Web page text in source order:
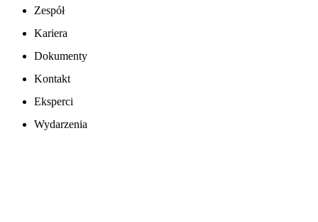
Zespół
Kariera
Dokumenty
Kontakt
Eksperci
Wydarzenia